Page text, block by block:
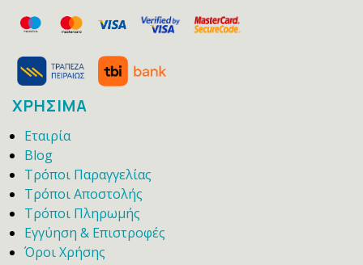
ΧΡΗΣΙΜΑ
Εταιρία
Blog
Τρόποι Παραγγελίας
Τρόποι Αποστολής
Τρόποι Πληρωμής
Εγγύηση & Επιστροφές
Όροι Χρήσης